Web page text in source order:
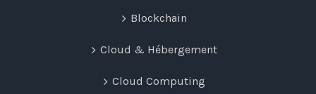
Blockchain
Cloud & Hébergement
Cloud Computing